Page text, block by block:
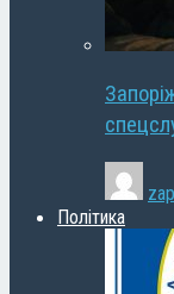
Політика